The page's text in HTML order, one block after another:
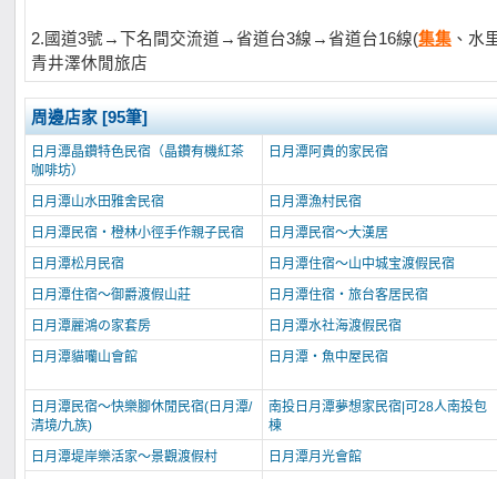
2.國道3號→下名間交流道→省道台3線→省道台16線(集集 、水
青井澤休閒旅店
周邊店家 [95筆]
日月潭晶鑽特色民宿（晶鑽有機紅茶
咖啡坊）
日月潭阿貴的家民宿
日月潭山水田雅舍民宿
日月潭漁村民宿
日月潭民宿‧橙林小徑手作親子民宿
日月潭民宿～大漢居
日月潭松月民宿
日月潭住宿～山中城宝渡假民宿
日月潭住宿～御爵渡假山莊
日月潭住宿‧旅台客居民宿
日月潭麗鴻の家套房
日月潭水社海渡假民宿
日月潭貓囒山會館
日月潭‧魚中屋民宿
日月潭民宿～快樂腳休閒民宿(日月潭/
清境/九族)
南投日月潭夢想家民宿|可28人南投包
棟
日月潭堤岸樂活家～景觀渡假村
日月潭月光會館